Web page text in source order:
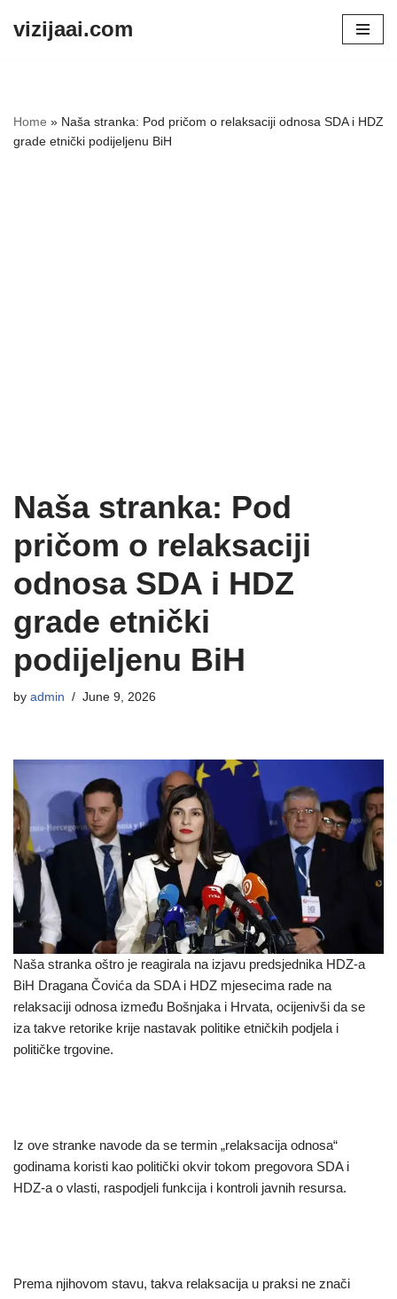
vizijaai.com
Home » Naša stranka: Pod pričom o relaksaciji odnosa SDA i HDZ
grade etnički podijeljenu BiH
Naša stranka: Pod
pričom o relaksaciji
odnosa SDA i HDZ
grade etnički
podijeljenu BiH
by admin June 9, 2026
Naša stranka oštro je reagirala na izjavu predsjednika HDZ-a
BiH Dragana Čovića da SDA i HDZ mjesecima rade na
relaksaciji odnosa između Bošnjaka i Hrvata, ocijenivši da se
iza takve retorike krije nastavak politike etničkih podjela i
političke trgovine.
Iz ove stranke navode da se termin „relaksacija odnosa“
godinama koristi kao politički okvir tokom pregovora SDA i
HDZ-a o vlasti, raspodjeli funkcija i kontroli javnih resursa.
Prema njihovom stavu, takva relaksacija u praksi ne znači